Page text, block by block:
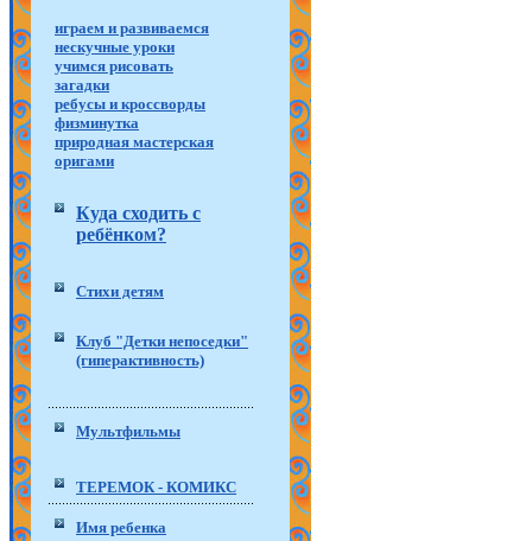
играем и развиваемся
нескучные уроки
учимся рисовать
загадки
ребусы и кроссворды
физминутка
природная мастерская
оригами
Куда сходить с
ребёнком?
Стихи детям
Клуб "Детки непоседки"
(гиперактивность)
Мультфильмы
ТЕРЕМОК - КОМИКС
Имя ребенка